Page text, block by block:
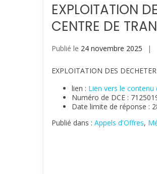
EXPLOITATION
CENTRE DE
Publié le 24 novembre 2025
EXPLOITATION DES
lien : Lien vers le contenu
Numéro de DCE :
Date limite de réponse :
Publié dans : Appels d'Offres,